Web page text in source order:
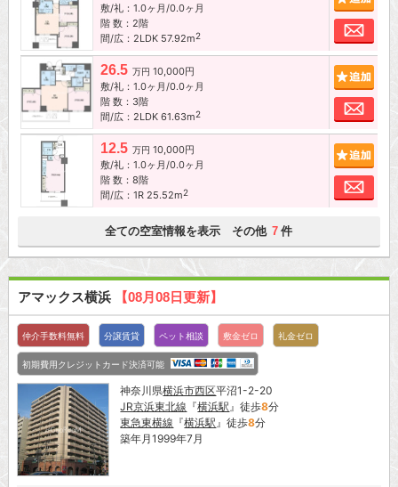
敷/礼：1.0ヶ月/0.0ヶ月
階 数：2階
間/広：2LDK 57.92m2
お
26.5 万円 10,000円
敷/礼：1.0ヶ月/0.0ヶ月
階 数：3階
間/広：2LDK 61.63m2
お
12.5 万円 10,000円
敷/礼：1.0ヶ月/0.0ヶ月
階 数：8階
間/広：1R 25.52m2
お
全ての空室情報を表示 その他 7 件
アマックス横浜 【08月08日更新】
仲介手数料無料 分譲賃貸 ペット相談 敷金ゼロ 礼金ゼロ
初期費用クレジットカード決済可能
神奈川県横浜市西区平沼1-2-20
JR京浜東北線 『横浜駅 』徒歩8分
東急東横線 『横浜駅 』徒歩8分
築年月1999年7月